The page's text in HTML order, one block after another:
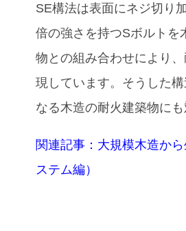
SE構法は表面にネジ切り
倍の強さを持つSボルトを
物との組み合わせにより
現しています。そうした
なる木造の耐火建築物にも
関連記事：大規模木造か
ステム編）